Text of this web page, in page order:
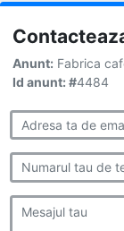
Anunt: Fabrica
Id anunt: #4484